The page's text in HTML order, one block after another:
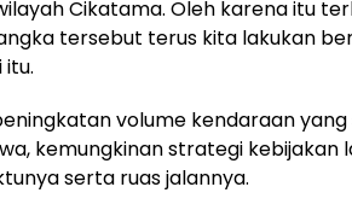
Cikatama. Oleh karena itu
tersebut terus kita lakukan
volume kendaraan
kemungkinan strategi kebijakan
serta ruas jalannya.